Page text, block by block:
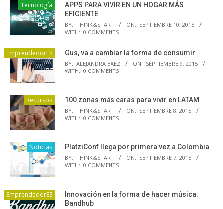
Tecnología
APPS PARA VIVIR EN UN HOGAR MÁS
EFICIENTE
BY: THINK&START ON: SEPTIEMBRE 10, 2015
WITH: 0 COMMENTS
EmprendedorES Gus, va a cambiar la forma de consumir
BY: ALEJANDRA BAEZ ON: SEPTIEMBRE 9, 2015
WITH: 0 COMMENTS
Recursos 100 zonas más caras para vivir en LATAM
BY: THINK&START ON: SEPTIEMBRE 8, 2015
WITH: 0 COMMENTS
Noticias PlatziConf llega por primera vez a Colombia
BY: THINK&START ON: SEPTIEMBRE 7, 2015
WITH: 0 COMMENTS
EmprendedorES
Innovación en la forma de hacer música:
Bandhub